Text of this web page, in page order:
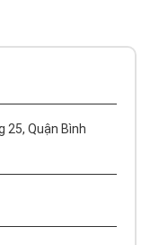
25, Quận Bình